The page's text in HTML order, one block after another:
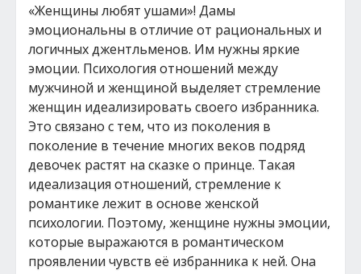
«Женщины любят ушами»! Дамы
эмоциональны в отличие от рациональных и
логичных джентльменов. Им нужны яркие
эмоции. Психология отношений между
мужчиной и женщиной выделяет стремление
женщин идеализировать своего избранника.
Это связано с тем, что из поколения в
поколение в течение многих веков подряд
девочек растят на сказке о принце. Такая
идеализация отношений, стремление к
романтике лежит в основе женской
психологии. Поэтому, женщине нужны эмоции,
которые выражаются в романтическом
проявлении чувств её избранника к ней. Она